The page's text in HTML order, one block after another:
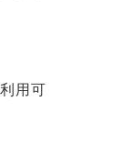
用可